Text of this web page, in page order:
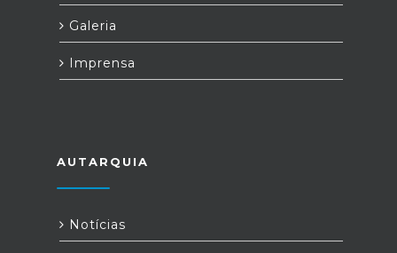
Galeria
Imprensa
AUTARQUIA
Notícias